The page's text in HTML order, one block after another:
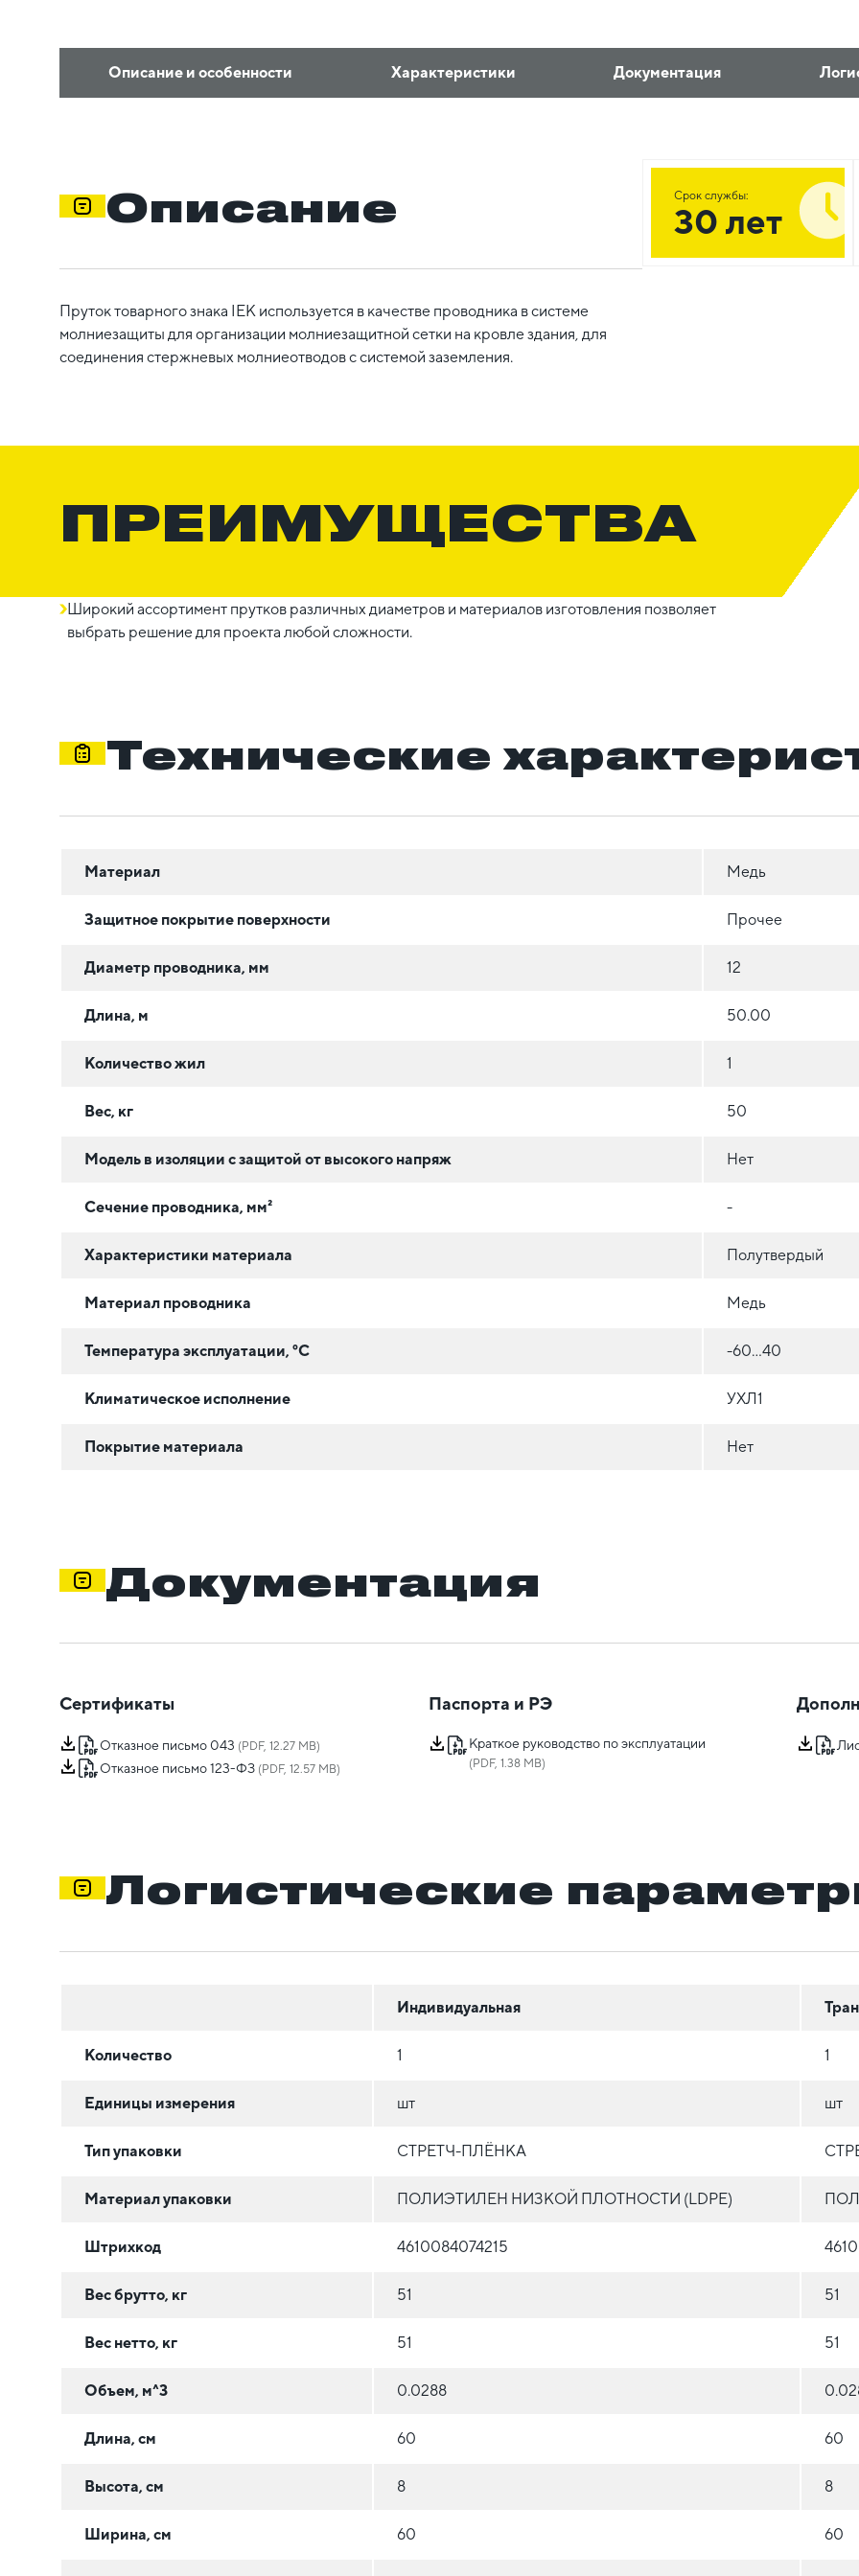
Описание и особенности Характеристики Документация
Описание
Пруток товарного знака IEK используется в качестве проводника в системе
молниезащиты для организации молниезащитной сетки на кровле здания, для
соединения стержневых молниеотводов с системой заземления.
Срок службы:
30 лет
ПРЕИМУЩЕСТВА
Широкий ассортимент прутков различных диаметров и материалов изготовления позволяет
выбрать решение для проекта любой сложности.
Технические
Материал Медь
Защитное покрытие поверхности Прочее
Диаметр проводника, мм 12
Длина, м 50.00
Количество жил 1
Вес, кг 50
Модель в изоляции с защитой от высокого напряж Нет
Сечение проводника, мм² -
Характеристики материала Полутвердый
Материал проводника Медь
Температура эксплуатации, °C -60...40
Климатическое исполнение УХЛ1
Покрытие материала Нет
Документация
Сертификаты
Отказное письмо 043 (PDF, 12.27 MB)
Отказное письмо 123-ФЗ (PDF, 12.57 MB)
Паспорта и РЭ
Краткое руководство по эксплуатации
(PDF, 1.38 MB)
Логистические
Индивидуальная
Количество 1 1
Единицы измерения шт шт
Тип упаковки СТРЕТЧ-ПЛЁНКА
Материал упаковки ПОЛИЭТИЛЕН НИЗКОЙ ПЛОТНОСТИ (LDPE)
Штрихкод 4610084074215
Вес брутто, кг 51 51
Вес нетто, кг 51 51
Объем, м^3 0.0288
Длина, см 60 60
Высота, см 8 8
Ширина, см 60 60